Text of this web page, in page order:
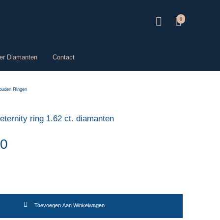
0
Diamanten Contact
Ringen
ring 1.62 ct. diamanten
Toevoegen Aan Winkelwagen